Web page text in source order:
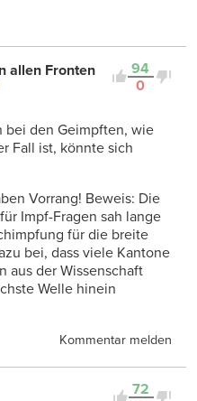
94
0
allen Fronten
bei den Geimpften, wie
Fall ist, könnte sich
Vorrang! Beweis: Die
Impf-Fragen sah lange
für die breite
bei, dass viele Kantone
aus der Wissenschaft
Welle hinein
Kommentar melden
72